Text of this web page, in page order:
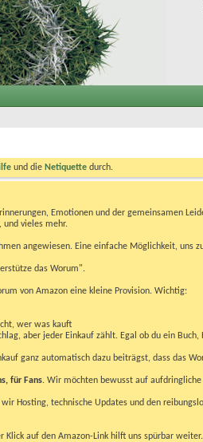
und die Netiquette durch.
Emotionen und der gemeinsamen
und vieles mehr.
angewiesen. Eine einfache Möglichkeit, uns
das Worum".
von Amazon eine kleine Provision. Wichtig:
wer was kauft
aber jeder Einkauf zählt. Egal ob du ein
ganz automatisch dazu beiträgst, dass das
für Fans. Wir möchten bewusst auf
Hosting, technische Updates und den
auf den Amazon-Link hilft uns spürbar weiter.